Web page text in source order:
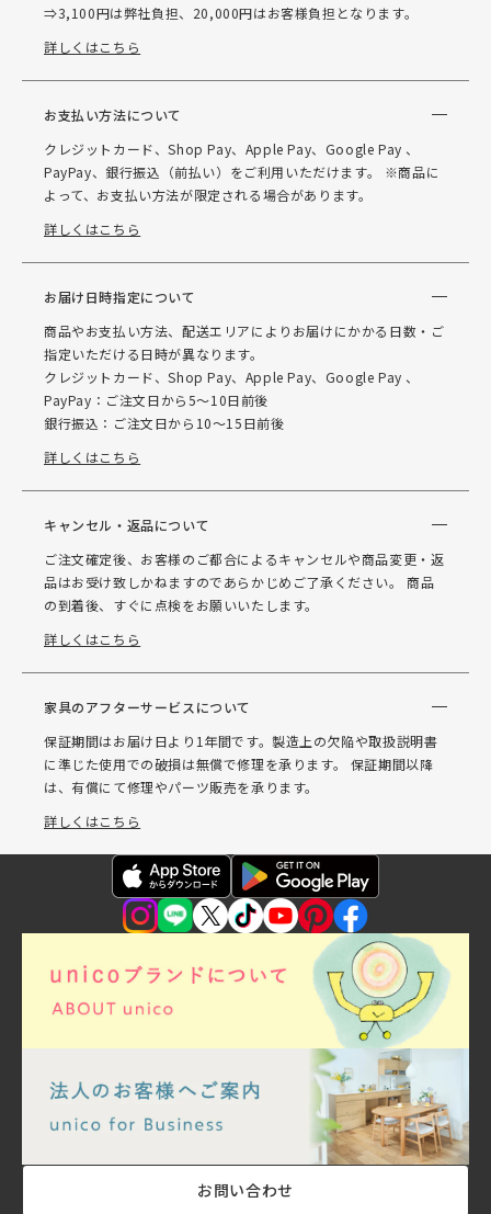
⇒3,100円は弊社負担、20,000円はお客様負担となります。
詳しくはこちら
お支払い方法について
クレジットカード、Shop Pay、Apple Pay、Google Pay 、
PayPay、銀行振込（前払い）をご利用いただけます。 ※商品に
よって、お支払い方法が限定される場合があります。
詳しくはこちら
お届け日時指定について
商品やお支払い方法、配送エリアによりお届けにかかる日数・ご
指定いただける日時が異なります。
クレジットカード、Shop Pay、Apple Pay、Google Pay 、
PayPay：ご注文日から5～10日前後
銀行振込：ご注文日から10～15日前後
詳しくはこちら
キャンセル・返品について
ご注文確定後、お客様のご都合によるキャンセルや商品変更・返
品はお受け致しかねますのであらかじめご了承ください。 商品
の到着後、すぐに点検をお願いいたします。
詳しくはこちら
家具のアフターサービスについて
保証期間はお届け日より1年間です。製造上の欠陥や取扱説明書
に準じた使用での破損は無償で修理を承ります。 保証期間以降
は、有償にて修理やパーツ販売を承ります。
詳しくはこちら
お問い合わせ